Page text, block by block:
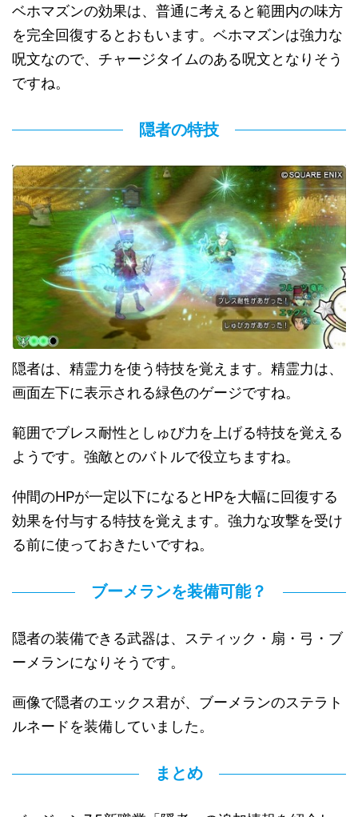
ベホマズンの効果は、普通に考えると範囲内の味方
を完全回復するとおもいます。ベホマズンは強力な
呪文なので、チャージタイムのある呪文となりそう
ですね。
隠者の特技
隠者は、精霊力を使う特技を覚えます。精霊力は、
画面左下に表示される緑色のゲージですね。
範囲でブレス耐性としゅび力を上げる特技を覚える
ようです。強敵とのバトルで役立ちますね。
仲間のHPが一定以下になるとHPを大幅に回復する
効果を付与する特技を覚えます。強力な攻撃を受け
る前に使っておきたいですね。
ブーメランを装備可能？
隠者の装備できる武器は、スティック・扇・弓・ブ
ーメランになりそうです。
画像で隠者のエックス君が、ブーメランのステラト
ルネードを装備していました。
まとめ